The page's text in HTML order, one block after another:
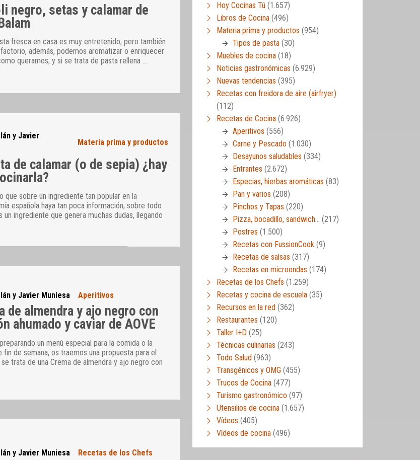
negro, setas y calamar de
fresca en casa es muy entretenido, pero también
además, podemos aromatizar o enriquecer
queramos, y si se trata de pasta rellena …
y Javier
Materia prima y productos
de calamar (o de sepia) ¿hay
que sobre un ingrediente tan popular en la
española haya tan poca información, sobre todo
un ingrediente que genera muchas dudas, llegando
y Javier Muniesa Aperitivos
de almendra y ajo negro con
ahumado y caviar de AOVE
un menú especial para la comida o la
fin de semana, os traemos una propuesta para el
trata de una Crema de almendra y ajo negro con
y Javier Muniesa Recetas de los Chefs
Hoy Cocinas Tú (1.657)
Libros de Cocina (496)
Materia prima y productos (954)
Tipos de pasta (30)
Muebles de cocina (18)
Noticias gastronómicas (6.929)
Nuevas tendencias (395)
Recetas con freidora de aire (airfryer)
(112)
Recetas de Cocina (6.926)
Aperitivos (556)
Carne y Pescado (1.030)
Desayunos saludables (334)
Entrantes (2.672)
Especias, hierbas aromáticas (83)
Pan y varios (208)
Pinchos y Tapas (220)
Pizza, bocadillo, sandwich… (217)
Postres (1.500)
Recetas con FussionCook (9)
Recetas de salsas (317)
Recetas en microondas (174)
Recetas de los Chefs (1.259)
Recetas y cocina de escuela (35)
Recursos en la red (362)
Restaurantes (120)
Taller I+D (25)
Técnicas culinarias (243)
Todo Salud (963)
Transgénicos y OMG (455)
Trucos de Cocina (477)
Turismo gastronómico (97)
Utensilios de cocina (1.657)
Vídeos (405)
Vídeos de cocina (496)